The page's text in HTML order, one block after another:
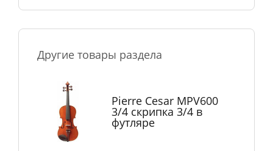
Другие товары раздела
Pierre Cesar MPV600
3/4 скрипка 3/4 в
футляре